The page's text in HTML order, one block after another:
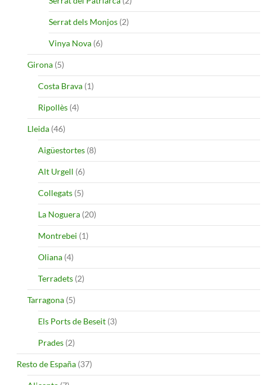
Serrat dels Monjos (2)
Vinya Nova (6)
Girona (5)
Costa Brava (1)
Ripollès (4)
Lleida (46)
Aigüestortes (8)
Alt Urgell (6)
Collegats (5)
La Noguera (20)
Montrebei (1)
Oliana (4)
Terradets (2)
Tarragona (5)
Els Ports de Beseit (3)
Prades (2)
Resto de España (37)